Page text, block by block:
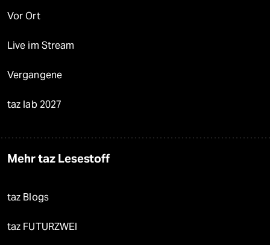
Vor Ort
Live im Stream
Vergangene
taz lab 2027
Mehr taz Lesestoff
taz Blogs
taz FUTURZWEI